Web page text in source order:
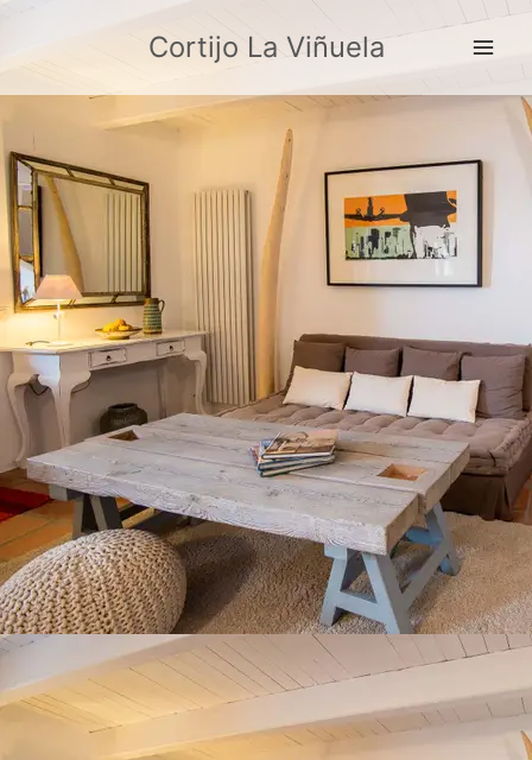
Cortijo La Viñuela